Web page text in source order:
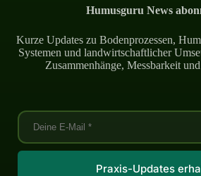
Humusguru News
Kurze Updates zu Bodenprozessen,
Systemen und landwirtschaftlicher
Zusammenhänge, Messbarkeit
Praxis-Updates